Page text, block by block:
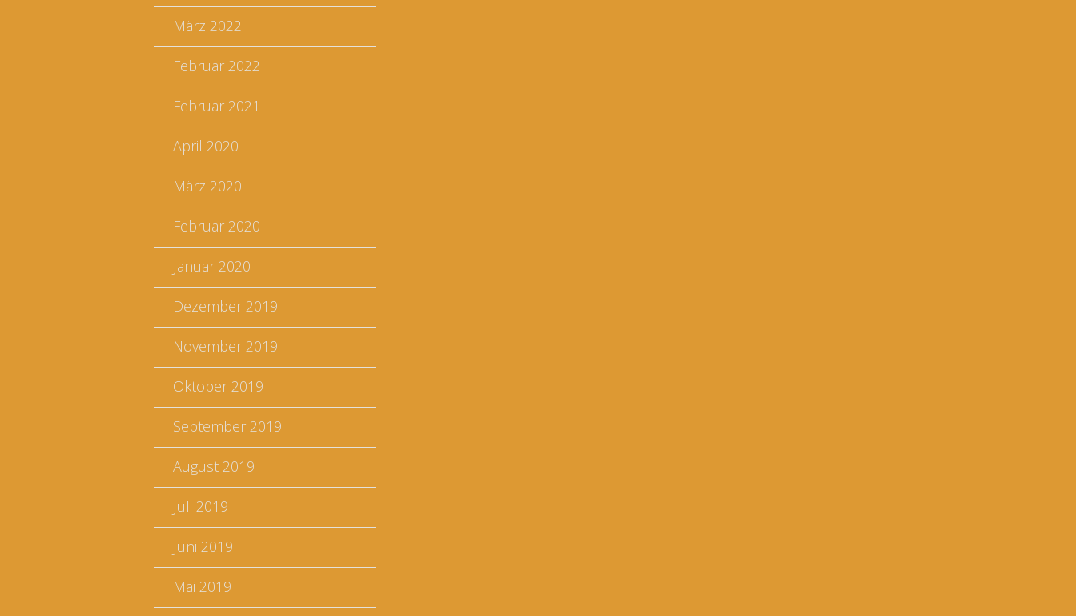
März 2022
Februar 2022
Februar 2021
April 2020
März 2020
Februar 2020
Januar 2020
Dezember 2019
November 2019
Oktober 2019
September 2019
August 2019
Juli 2019
Juni 2019
Mai 2019